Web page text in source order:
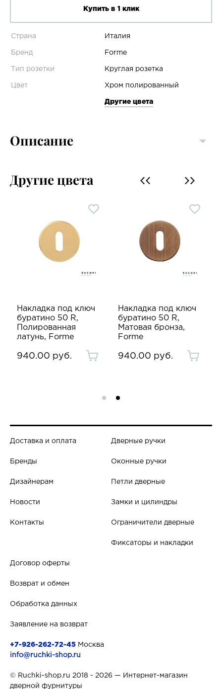
Купить в 1 клик
Страна Италия
Бренд Forme
Тип розетки Круглая розетка
Цвет Хром полированный
Другие цвета
Описание
Другие цвета
Накладка под ключ
буратино 50 R,
Полированная
латунь, Forme
940.00 руб.
Накладка под ключ
буратино 50 R,
Матовая бронза,
Forme
940.00 руб.
Доставка и оплата
Бренды
Дизайнерам
Новости
Контакты
Дверные ручки
Оконные ручки
Петли дверные
Замки и цилиндры
Ограничители дверные
Фиксаторы и накладки
Договор оферты
Возврат и обмен
Обработка данных
Заявление на возврат
+7-926-262-72-45 Москва
info@ruchki-shop.ru
© Ruchki-shop.ru 2018 - 2026 — Интернет-магазин
дверной фурнитуры